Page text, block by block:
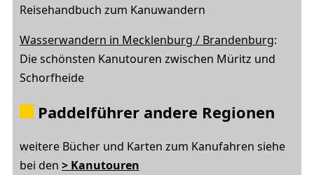
Reisehandbuch zum Kanuwandern
Wasserwandern in Mecklenburg / Brandenburg:
Die schönsten Kanutouren zwischen Müritz und
Schorfheide
Paddelführer andere Regionen
weitere Bücher und Karten zum Kanufahren siehe
bei den > Kanutouren